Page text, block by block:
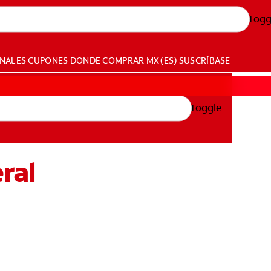
CUPONES DONDE COMPRAR MX (ES) SUSCRÍBASE
Toggle